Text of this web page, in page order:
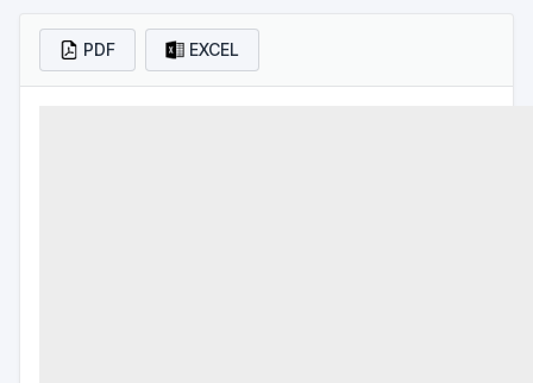
PDF EXCEL